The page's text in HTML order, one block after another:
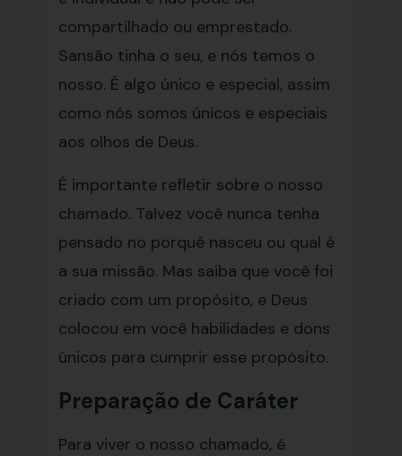
compartilhado ou emprestado.
Sansão tinha o seu, e nós temos o
nosso. É algo único e especial, assim
como nós somos únicos e especiais
aos olhos de Deus.
É importante refletir sobre o nosso
chamado. Talvez você nunca tenha
pensado no porquê nasceu ou qual é
a sua missão. Mas saiba que você foi
criado com um propósito, e Deus
colocou em você habilidades e dons
únicos para cumprir esse propósito.
Preparação de Caráter
Para viver o nosso chamado, é